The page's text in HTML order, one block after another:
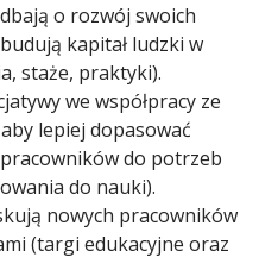
o rozwój swoich
kapitał ludzki w
staże, praktyki).
we współpracy ze
lepiej dopasować
do potrzeb
do nauki).
nowych pracowników
(targi edukacyjne oraz